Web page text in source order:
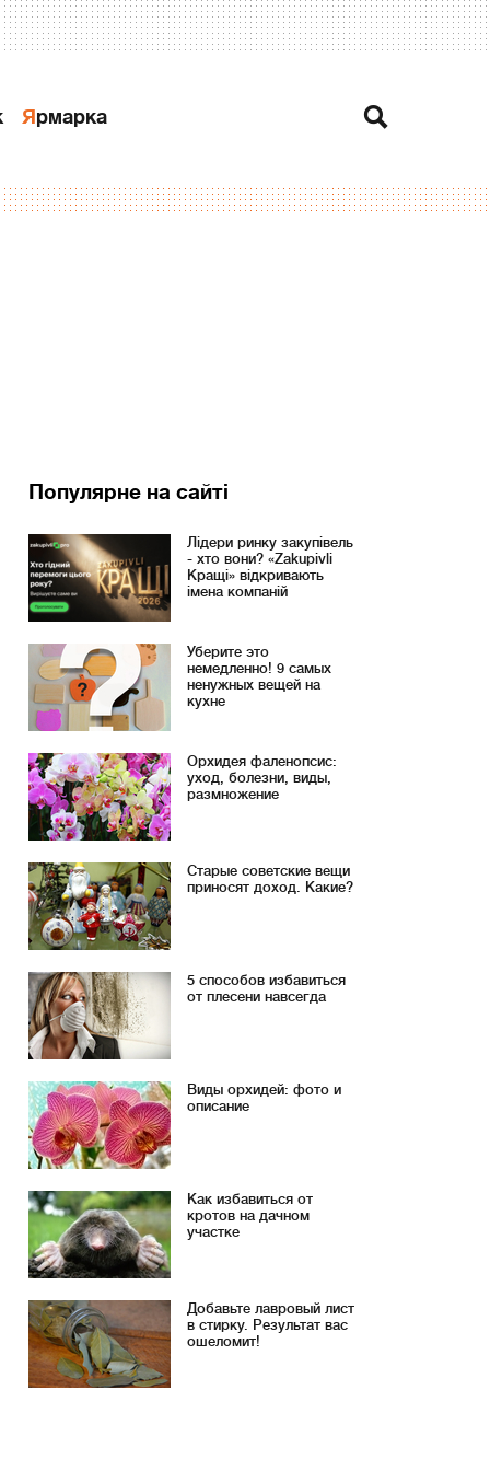
Ярмарка
Популярне на сайті
Лідери ринку закупівель
- хто вони? «Zakupivli
Кращі» відкривають
імена компаній
Уберите это
немедленно! 9 самых
ненужных вещей на
кухне
Орхидея фаленопсис:
уход, болезни, виды,
размножение
Старые советские вещи
приносят доход. Какие?
5 способов избавиться
от плесени навсегда
Виды орхидей: фото и
описание
Как избавиться от
кротов на дачном
участке
Добавьте лавровый лист
в стирку. Результат вас
ошеломит!